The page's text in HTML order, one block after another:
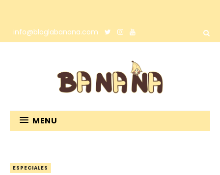
info@bloglabanana.com
MENU
ESPECIALES